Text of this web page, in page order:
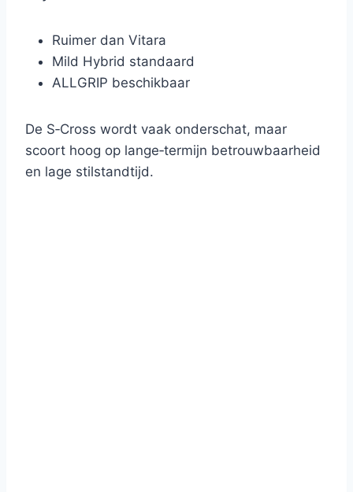
Ruimer dan Vitara
Mild Hybrid standaard
ALLGRIP beschikbaar
De S‑Cross wordt vaak onderschat, maar
scoort hoog op lange‑termijn betrouwbaarheid
en lage stilstandtijd.